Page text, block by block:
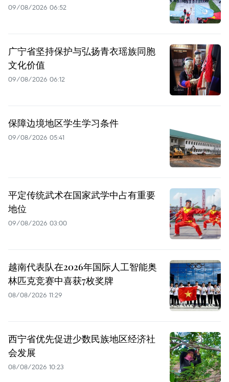
09/08/2026 06:52
广宁省坚持保护与弘扬青衣瑶族同胞
文化价值
09/08/2026 06:12
保障边境地区学生学习条件
09/08/2026 05:41
平定传统武术在国家武学中占有重要
地位
09/08/2026 03:00
越南代表队在2026年国际人工智能奥
林匹克竞赛中喜获7枚奖牌
08/08/2026 11:29
西宁省优先促进少数民族地区经济社
会发展
08/08/2026 10:23